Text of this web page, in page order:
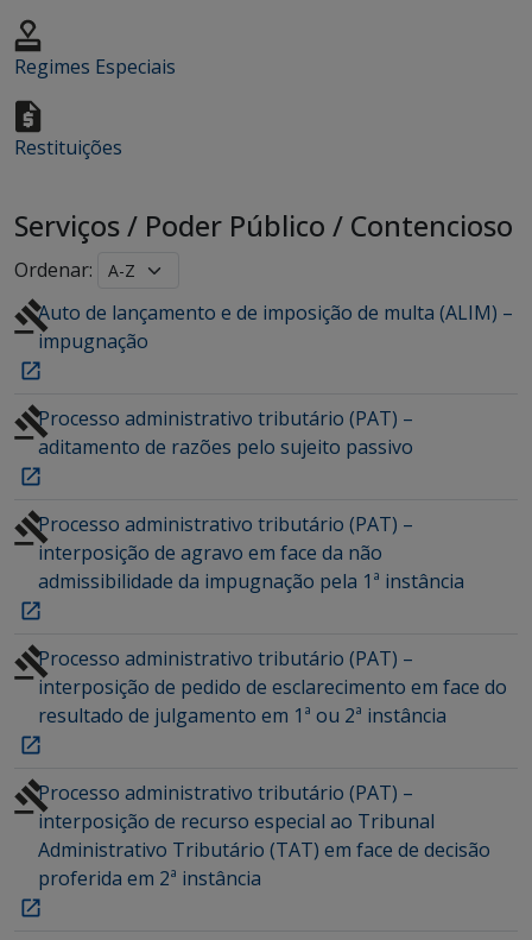
Regimes Especiais
Restituições
Serviços/ Poder Público / Contencioso
Ordenar:
Auto de lançamento e de imposição de multa (ALIM) –
impugnação
Processo administrativo tributário (PAT) –
aditamento de razões pelo sujeito passivo
Processo administrativo tributário (PAT) –
interposição de agravo em face da não
admissibilidade da impugnação pela 1ª instância
Processo administrativo tributário (PAT) –
interposição de pedido de esclarecimento em face do
resultado de julgamento em 1ª ou 2ª instância
Processo administrativo tributário (PAT) –
interposição de recurso especial ao Tribunal
Administrativo Tributário (TAT) em face de decisão
proferida em 2ª instância